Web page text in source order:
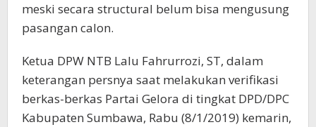
meski secara structural belum bisa mengusung
pasangan calon.
Ketua DPW NTB Lalu Fahrurrozi, ST, dalam
keterangan persnya saat melakukan verifikasi
berkas-berkas Partai Gelora di tingkat DPD/DPC
Kabupaten Sumbawa, Rabu (8/1/2019) kemarin,